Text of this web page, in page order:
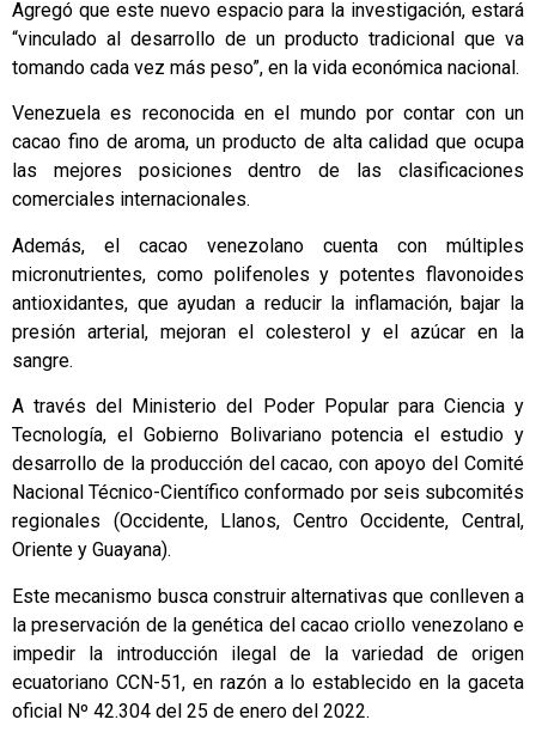
Agregó que este nuevo espacio para la investigación, estará
“vinculado al desarrollo de un producto tradicional que va
tomando cada vez más peso”, en la vida económica nacional.
Venezuela es reconocida en el mundo por contar con un
cacao fino de aroma, un producto de alta calidad que ocupa
las mejores posiciones dentro de las clasificaciones
comerciales internacionales.
Además, el cacao venezolano cuenta con múltiples
micronutrientes, como polifenoles y potentes flavonoides
antioxidantes, que ayudan a reducir la inflamación, bajar la
presión arterial, mejoran el colesterol y el azúcar en la
sangre.
A través del Ministerio del Poder Popular para Ciencia y
Tecnología, el Gobierno Bolivariano potencia el estudio y
desarrollo de la producción del cacao, con apoyo del Comité
Nacional Técnico-Científico conformado por seis subcomités
regionales (Occidente, Llanos, Centro Occidente, Central,
Oriente y Guayana).
Este mecanismo busca construir alternativas que conlleven a
la preservación de la genética del cacao criollo venezolano e
impedir la introducción ilegal de la variedad de origen
ecuatoriano CCN-51, en razón a lo establecido en la gaceta
oficial Nº 42.304 del 25 de enero del 2022.